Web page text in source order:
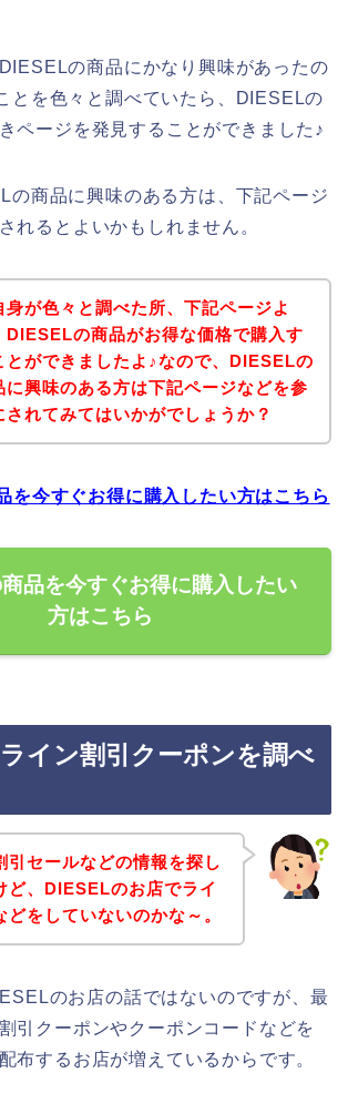
の商品にかなり興味があったの
とを色々と調べていたら、DIESELの
ページを発見することができました♪
の商品に興味のある方は、下記ページ
れるとよいかもしれません。
身が色々と調べた所、下記ページよ
DIESELの商品がお得な価格で購入す
とができましたよ♪なので、DIESELの
に興味のある方は下記ページなどを参
されてみてはいかがでしょうか？
を今すぐお得に購入したい方はこちら
品を今すぐお得に購入したい
方はこちら
イン割引クーポンを調べ
引セールなどの情報を探し
ど、DIESELのお店でライ
どをしていないのかな～。
のお店の話ではないのですが、最
引クーポンやクーポンコードなどを
布するお店が増えているからです。